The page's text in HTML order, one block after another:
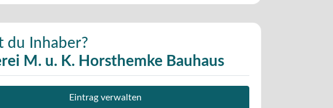
du Inhaber?
M. u. K. Horsthemke Bauhaus
Eintrag verwalten